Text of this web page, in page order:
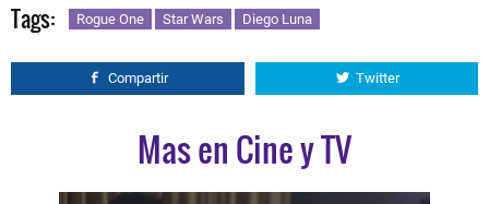
Tags: Rogue One Star Wars Diego Luna
Compartir Twitter
Mas en Cine y TV